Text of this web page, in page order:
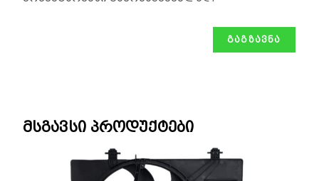
მსგავსი პროდუქტები